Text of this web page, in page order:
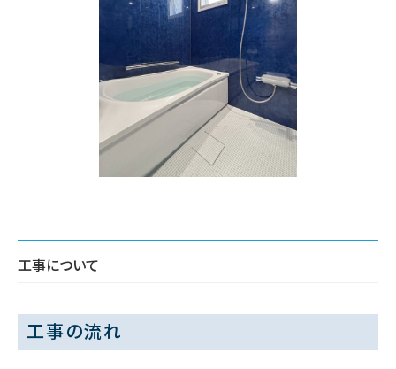
工事について
工事の流れ